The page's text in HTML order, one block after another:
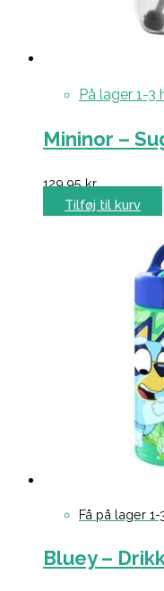
På lager 1-3
Mininor –
129,95kr.
Tilføj til kurv
Få på lager
Bluey –